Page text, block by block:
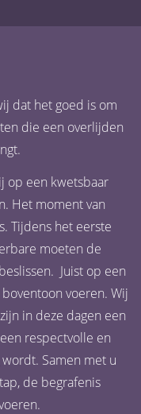
dat het goed is om
die een overlijden
op een kwetsbaar
Het moment van
Tijdens het eerste
moeten de
Juist op een
voeren. Wij
in deze dagen een
respectvolle en
Samen met u
de begrafenis